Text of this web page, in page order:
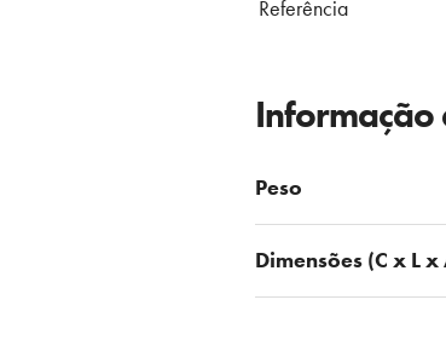
Referência
Informação
Peso
Dimensões (C x L x